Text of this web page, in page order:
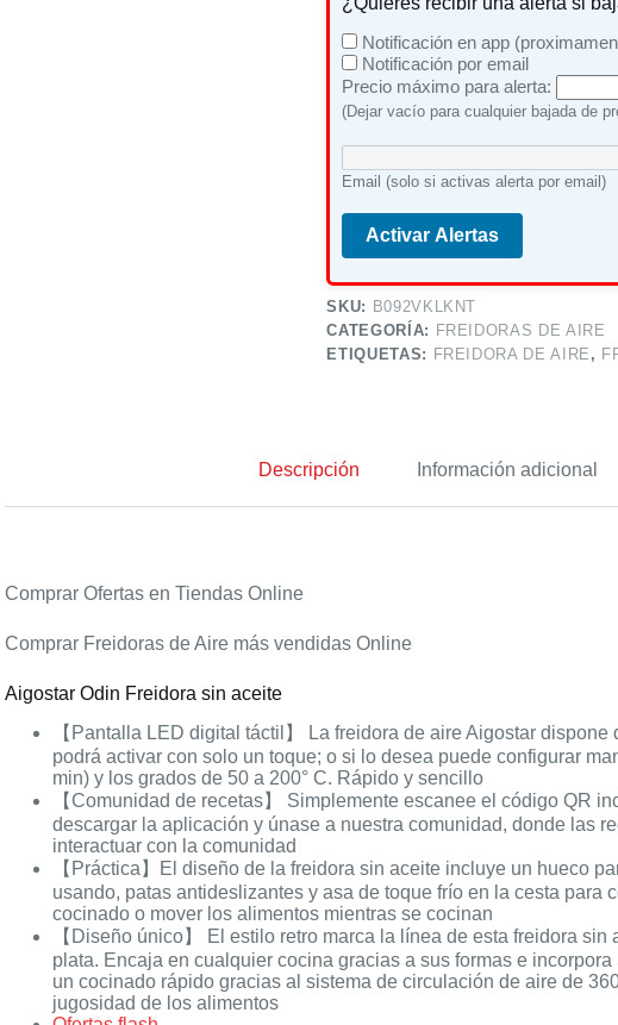
Notificación en app
Notificación por email
Precio máximo para alerta:
(Dejar vacío para cualquier bajada de
Email (solo si activas alerta por email)
Activar Alertas
SKU: B092VKLKNT
CATEGORÍA: FREIDORAS DE AIRE
ETIQUETAS: FREIDORA DE AIRE ,
Descripción Información adicional
Comprar Ofertas en Tiendas Online
Comprar Freidoras de Aire más vendidas Online
Aigostar Odin Freidora sin aceite
【Pantalla LED digital táctil】 La freidora de aire Aigostar
podrá activar con solo un toque; o si lo desea puede configurar
min) y los grados de 50 a 200° C. Rápido y sencillo
【Comunidad de recetas】 Simplemente escanee el código QR
descargar la aplicación y únase a nuestra comunidad, donde las
interactuar con la comunidad
【Práctica】El diseño de la freidora sin aceite incluye un hueco
usando, patas antideslizantes y asa de toque frío en la cesta para
cocinado o mover los alimentos mientras se cocinan
【Diseño único】 El estilo retro marca la línea de esta freidora
plata. Encaja en cualquier cocina gracias a sus formas e
un cocinado rápido gracias al sistema de circulación de aire de
jugosidad de los alimentos